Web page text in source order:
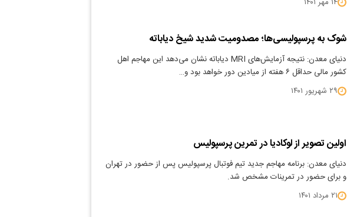
۱۴ مهر ۱۴۰۱
شوک به پرسپولیسی‌ها؛ مصدومیت شدید شیخ دیاباته
دنیای معدن: نتیجه آزمایش‌های MRI دیاباته نشان می‌دهد این مهاجم اهل
کشور مالی حداقل ۶ هفته از میادین دور خواهد بود و…
۲۹ شهریور ۱۴۰۱
اولین تصویر از لوکادیا در تمرین پرسپولیس
دنیای معدن: برنامه مهاجم جدید تیم فوتبال پرسپولیس پس از حضور در تهران
و برای حضور در تمرینات مشخص شد.
۲۱ مرداد ۱۴۰۱